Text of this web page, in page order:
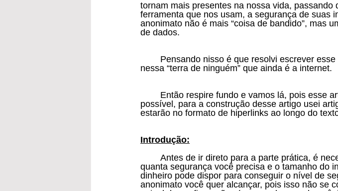
tornam mais presentes na nossa vida, passando
ferramenta que nos usam, a segurança de suas
anonimato não é mais “coisa de bandido”, mas
de dados.
nessa “terra de ninguém” que ainda é a internet.
possível, para a construção desse artigo usei
estarão no formato de hiperlinks ao longo do
Introdução:
quanta segurança você precisa e o tamanho do
dinheiro pode dispor para conseguir o nível de
anonimato você quer alcançar, pois isso não se